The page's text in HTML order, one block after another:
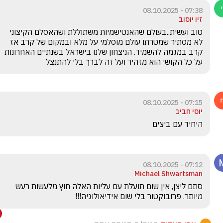
07:38 - 08.10.2025
זיו יוסוב
על כל הקושי הוא מזהיר ועל זה לברך בלי להתנצל
07:15 - 08.10.2025
יוסי חביב
היחיד עם ביצים
07:12 - 08.10.2025
Michael Shwartsman
מיותר. פרובוקטור בלי שום אידיאולוגיה!!!